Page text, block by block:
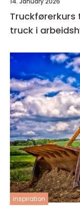
Truckførerkurs trygg og effektiv bruk av
truck i
inspiration